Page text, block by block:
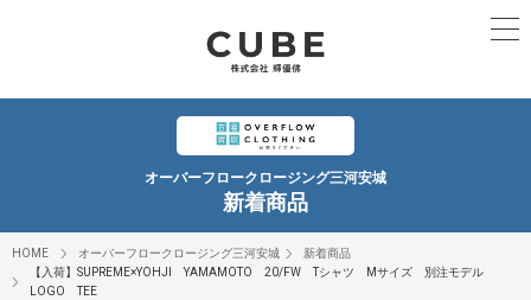
オーバーフロークロージング三河安城
新着商品
HOME オーバーフロークロージング三河安城
新着商品
【入荷】SUPREME×YOHJI YAMAMOTO 20/FW Tシャツ Mサイズ 別注モデル
LOGO TEE